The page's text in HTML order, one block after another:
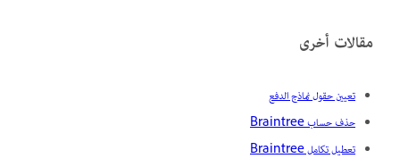
مقالات أخرى
تعيين حقول نماذج الدفع
حذف حساب Braintree
تعطيل تكامل Braintree